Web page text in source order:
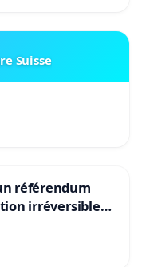
Suisse
référendum
irréversible